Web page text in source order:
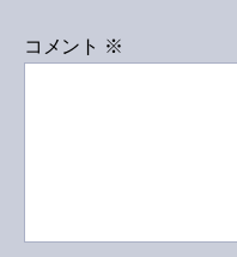
コメント ※